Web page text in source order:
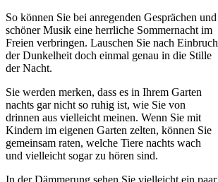
So können Sie bei anregenden Gesprächen und
schöner Musik eine herrliche Sommernacht im
Freien verbringen. Lauschen Sie nach Einbruch
der Dunkelheit doch einmal genau in die Stille
der Nacht.
Sie werden merken, dass es in Ihrem Garten
nachts gar nicht so ruhig ist, wie Sie von
drinnen aus vielleicht meinen. Wenn Sie mit
Kindern im eigenen Garten zelten, können Sie
gemeinsam raten, welche Tiere nachts wach
und vielleicht sogar zu hören sind.
In der Dämmerung sehen Sie vielleicht ein paar